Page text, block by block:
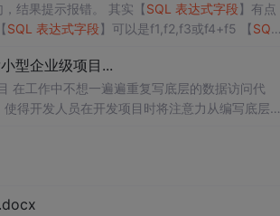
，结果提示报错。 其实【SQL 表达式字段】有点
SQL 表达式字段】可以是f1,f2,f3或f4+f5 【SQL
型企业级项目...
得开发人员在开发项目时将注意力从编写底层代